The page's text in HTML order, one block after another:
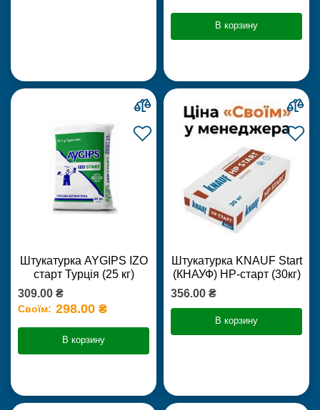
В корзину
Штукатурка AYGIPS IZO
старт Турція (25 кг)
309.00 ₴
Своїм: 298.00 ₴
В корзину
Штукатурка KNAUF Start
(КНАУФ) НР-старт (30кг)
356.00 ₴
В корзину